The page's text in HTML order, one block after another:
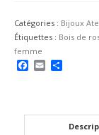
Catégories : Bijoux
Étiquettes : Bois de
femme
Facebook
Email